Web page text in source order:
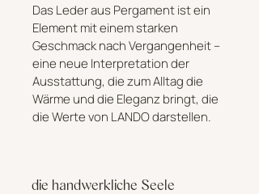
Das Leder aus Pergament ist ein
Element mit einem starken
Geschmack nach Vergangenheit –
eine neue Interpretation der
Ausstattung, die zum Alltag die
Wärme und die Eleganz bringt, die
die Werte von LANDO darstellen.
die handwerkliche Seele